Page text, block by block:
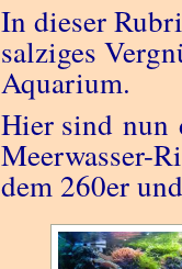
In dieser
salziges
Aquarium.
Hier sind nun
Meerwasser-
dem 260er